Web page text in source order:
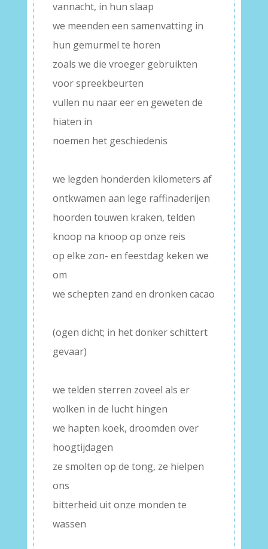
vannacht, in hun slaap
we meenden een samenvatting in
hun gemurmel te horen
zoals we die vroeger gebruikten
voor spreekbeurten
vullen nu naar eer en geweten de
hiaten in
noemen het geschiedenis
we legden honderden kilometers af
ontkwamen aan lege raffinaderijen
hoorden touwen kraken, telden
knoop na knoop op onze reis
op elke zon- en feestdag keken we
om
we schepten zand en dronken cacao
(ogen dicht; in het donker schittert
gevaar)
we telden sterren zoveel als er
wolken in de lucht hingen
we hapten koek, droomden over
hoogtijdagen
ze smolten op de tong, ze hielpen
ons
bitterheid uit onze monden te
wassen